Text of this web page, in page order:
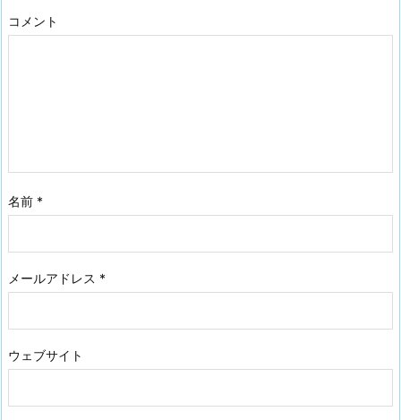
コメント
名前 *
メールアドレス *
ウェブサイト